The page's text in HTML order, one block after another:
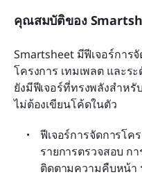
คุณสมบัติของ
Smartsheet มีฟีเจอร์การ
โครงการ เทมเพลต และ
ยังมีฟีเจอร์ที่ทรงพลังสำห
ไม่ต้องเขียนโค้ดในตัว
ฟีเจอร์การจัดการโค
รายการตรวจสอบ ก
ติดตามความคืบหน้า